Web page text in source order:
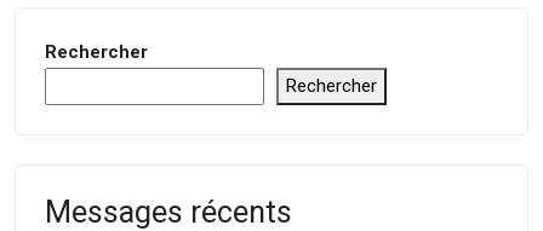
Rechercher
Rechercher
Messages récents